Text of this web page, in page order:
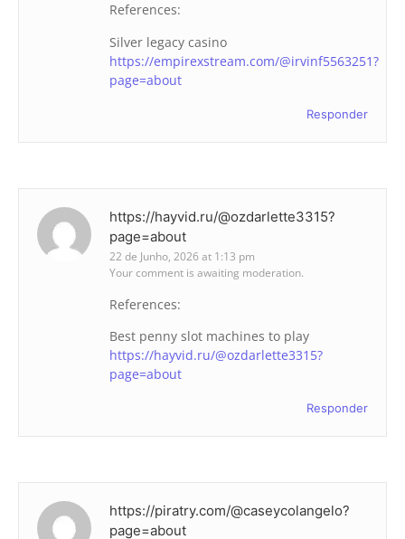
References:
Silver legacy casino
https://empirexstream.com/@irvinf5563251?
page=about
Responder
https://hayvid.ru/@ozdarlette3315?
page=about
22 de Junho, 2026 at 1:13 pm
Your comment is awaiting moderation.
References:
Best penny slot machines to play
https://hayvid.ru/@ozdarlette3315?
page=about
Responder
https://piratry.com/@caseycolangelo?
page=about